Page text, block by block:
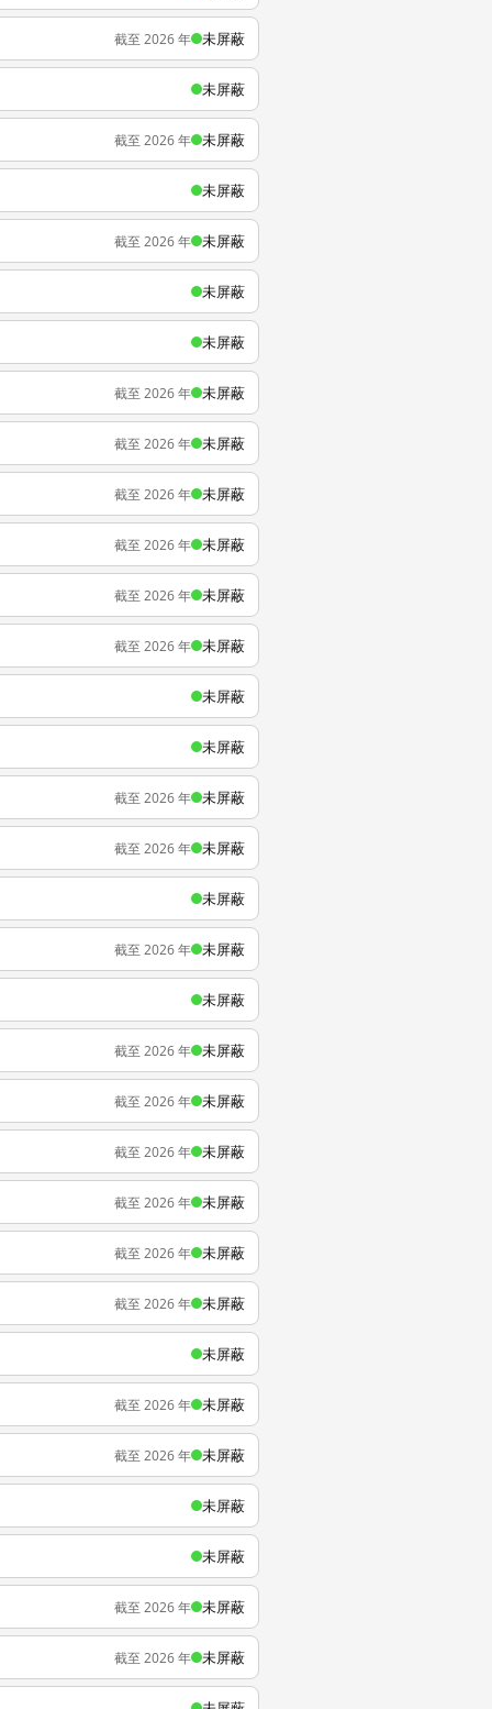
截至 2026 年 未屏蔽
未屏蔽
截至 2026 年 未屏蔽
未屏蔽
截至 2026 年 未屏蔽
未屏蔽
未屏蔽
截至 2026 年 未屏蔽
截至 2026 年 未屏蔽
截至 2026 年 未屏蔽
截至 2026 年 未屏蔽
截至 2026 年 未屏蔽
截至 2026 年 未屏蔽
未屏蔽
未屏蔽
截至 2026 年 未屏蔽
截至 2026 年 未屏蔽
未屏蔽
截至 2026 年 未屏蔽
未屏蔽
截至 2026 年 未屏蔽
截至 2026 年 未屏蔽
截至 2026 年 未屏蔽
截至 2026 年 未屏蔽
截至 2026 年 未屏蔽
截至 2026 年 未屏蔽
未屏蔽
截至 2026 年 未屏蔽
截至 2026 年 未屏蔽
未屏蔽
未屏蔽
截至 2026 年 未屏蔽
截至 2026 年 未屏蔽